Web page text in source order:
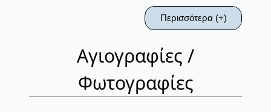
Περισσότερα (+)
Αγιογραφίες /
Φωτογραφίες